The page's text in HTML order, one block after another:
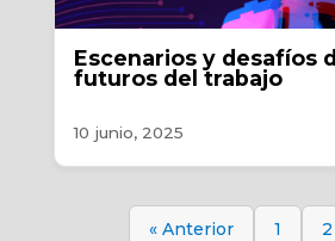
Escenarios y desafíos
futuros del trabajo
10 junio, 2025
« Anterior 1 2